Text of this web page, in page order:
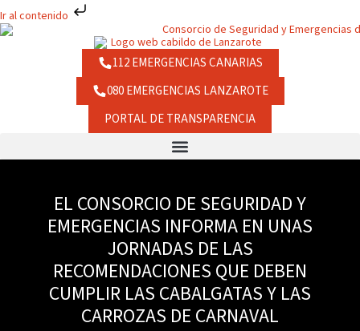
Ir al contenido
al
contenido
112 EMERGENCIAS CANARIAS
080 EMERGENCIAS LANZAROTE
PORTAL DE TRANSPARENCIA
EL CONSORCIO DE SEGURIDAD Y
EMERGENCIAS INFORMA EN UNAS
JORNADAS DE LAS
RECOMENDACIONES QUE DEBEN
CUMPLIR LAS CABALGATAS Y LAS
CARROZAS DE CARNAVAL